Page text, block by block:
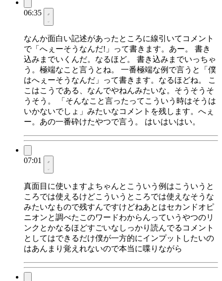
06:35
なんか面白い記述があったところに線引いてコメント
で「へぇーそうなんだ!」って書きます。あー。 書き
込みまでいくんだ。なるほど。 書き込みまでいっちゃ
う。極端なこと言うとね。 一番極端な例で言うと「僕
はへぇーそうなんだ」って書きます。なるほどね。 こ
こはこうである、なんでやねんみたいな。そうそうそ
うそう。 「そんなこと言ったってこういう時はそうは
いかないでしょ」みたいなコメントを残します。へぇ
ー。あの一番砕けたやつで言う。 はいはいはい。
07:01
真面目に使いますよちゃんとこういう例はこういうと
ころでは使えるけどこういうところでは使えなそうな
みたいなもので残すんですけどねあとはセカンドオピ
ニオンと調べたこのワードわからんっていうやつのリ
ンクとかなるほどすごいなしっかり読んでるコメント
としてはできるだけ僕が一方的にインプットしたいの
はあんまり覚えれないので本当に喋りながら